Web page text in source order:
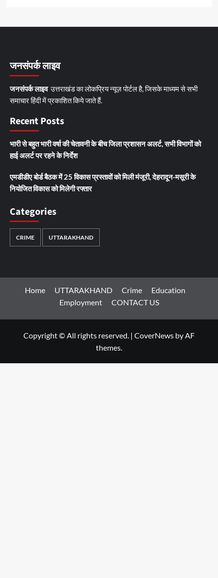
जनसंपर्क लाइव
जनसंपर्क लाइवउत्तराखंड का लोकप्रिय न्यूज़ पोर्टल है, जिसके माध्यम से सभी
समाचार हिंदी में प्रकाशित किये जाते हैं.
Recent Posts
भारी से बहुत भारी वर्षा की चेतावनी के बीच जिला प्रशासन अलर्ट, सभी विभागों को
हाई अलर्ट पर रहने के निर्देश
एमडीडीए बोर्ड बैठक में 25 विकास प्रस्तावों को मिली मंजूरी, देहरादून-मसूरी के
नियोजित विकास को मिलेगी रफ्तार
Categories
CRIME UTTARAKHAND
Home UTTARAKHAND Crime
Education
Employment
CONTACT US
Copyright © All rights reserved. | CoverNews by AF
themes.